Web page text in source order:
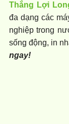
Thắng Lợi
đa dạng các
nghiệp trong
sống động, in
ngay!